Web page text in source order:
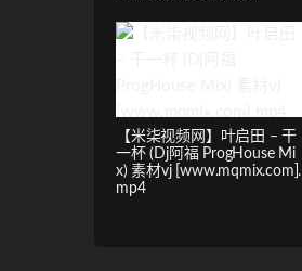
【米柒视频网】叶启田 – 干
一杯 (Dj阿福 ProgHouse Mi
x) 素材vj [www.mqmix.com].
mp4